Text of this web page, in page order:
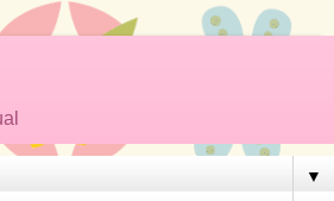
▼